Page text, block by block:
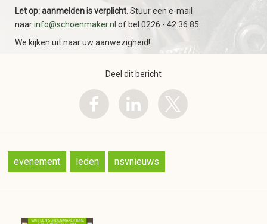
Let op: aanmelden is verplicht.Stuur een e-mail
naarinfo@schoenmaker.nl of bel 0226 - 42 36 85
We kijken uit naar uw aanwezigheid!
Deel dit bericht
evenement leden nsvnieuws